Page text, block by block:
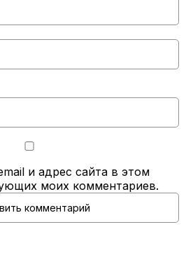
и адрес сайта в этом
моих комментариев.